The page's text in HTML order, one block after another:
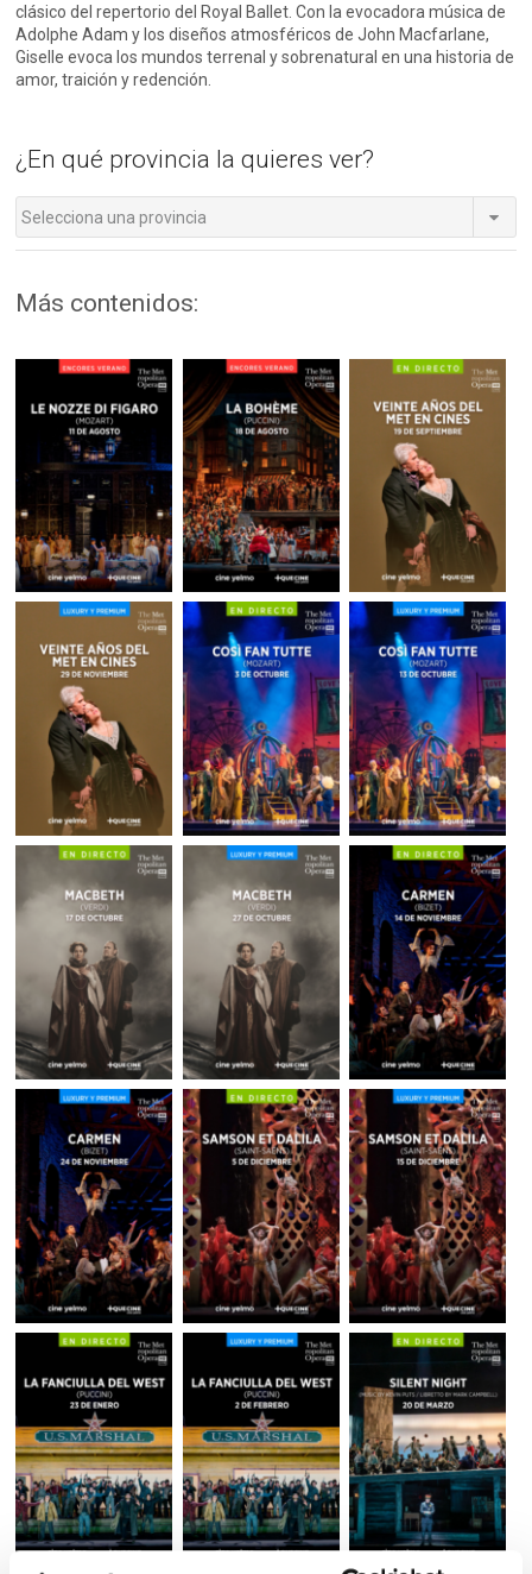
clásico del repertorio del Royal Ballet. Con la evocadora música de
Adolphe Adam y los diseños atmosféricos de John Macfarlane,
Giselle evoca los mundos terrenal y sobrenatural en una historia de
amor, traición y redención.
¿En qué provincia la quieres ver?
Selecciona una provincia
Más contenidos: